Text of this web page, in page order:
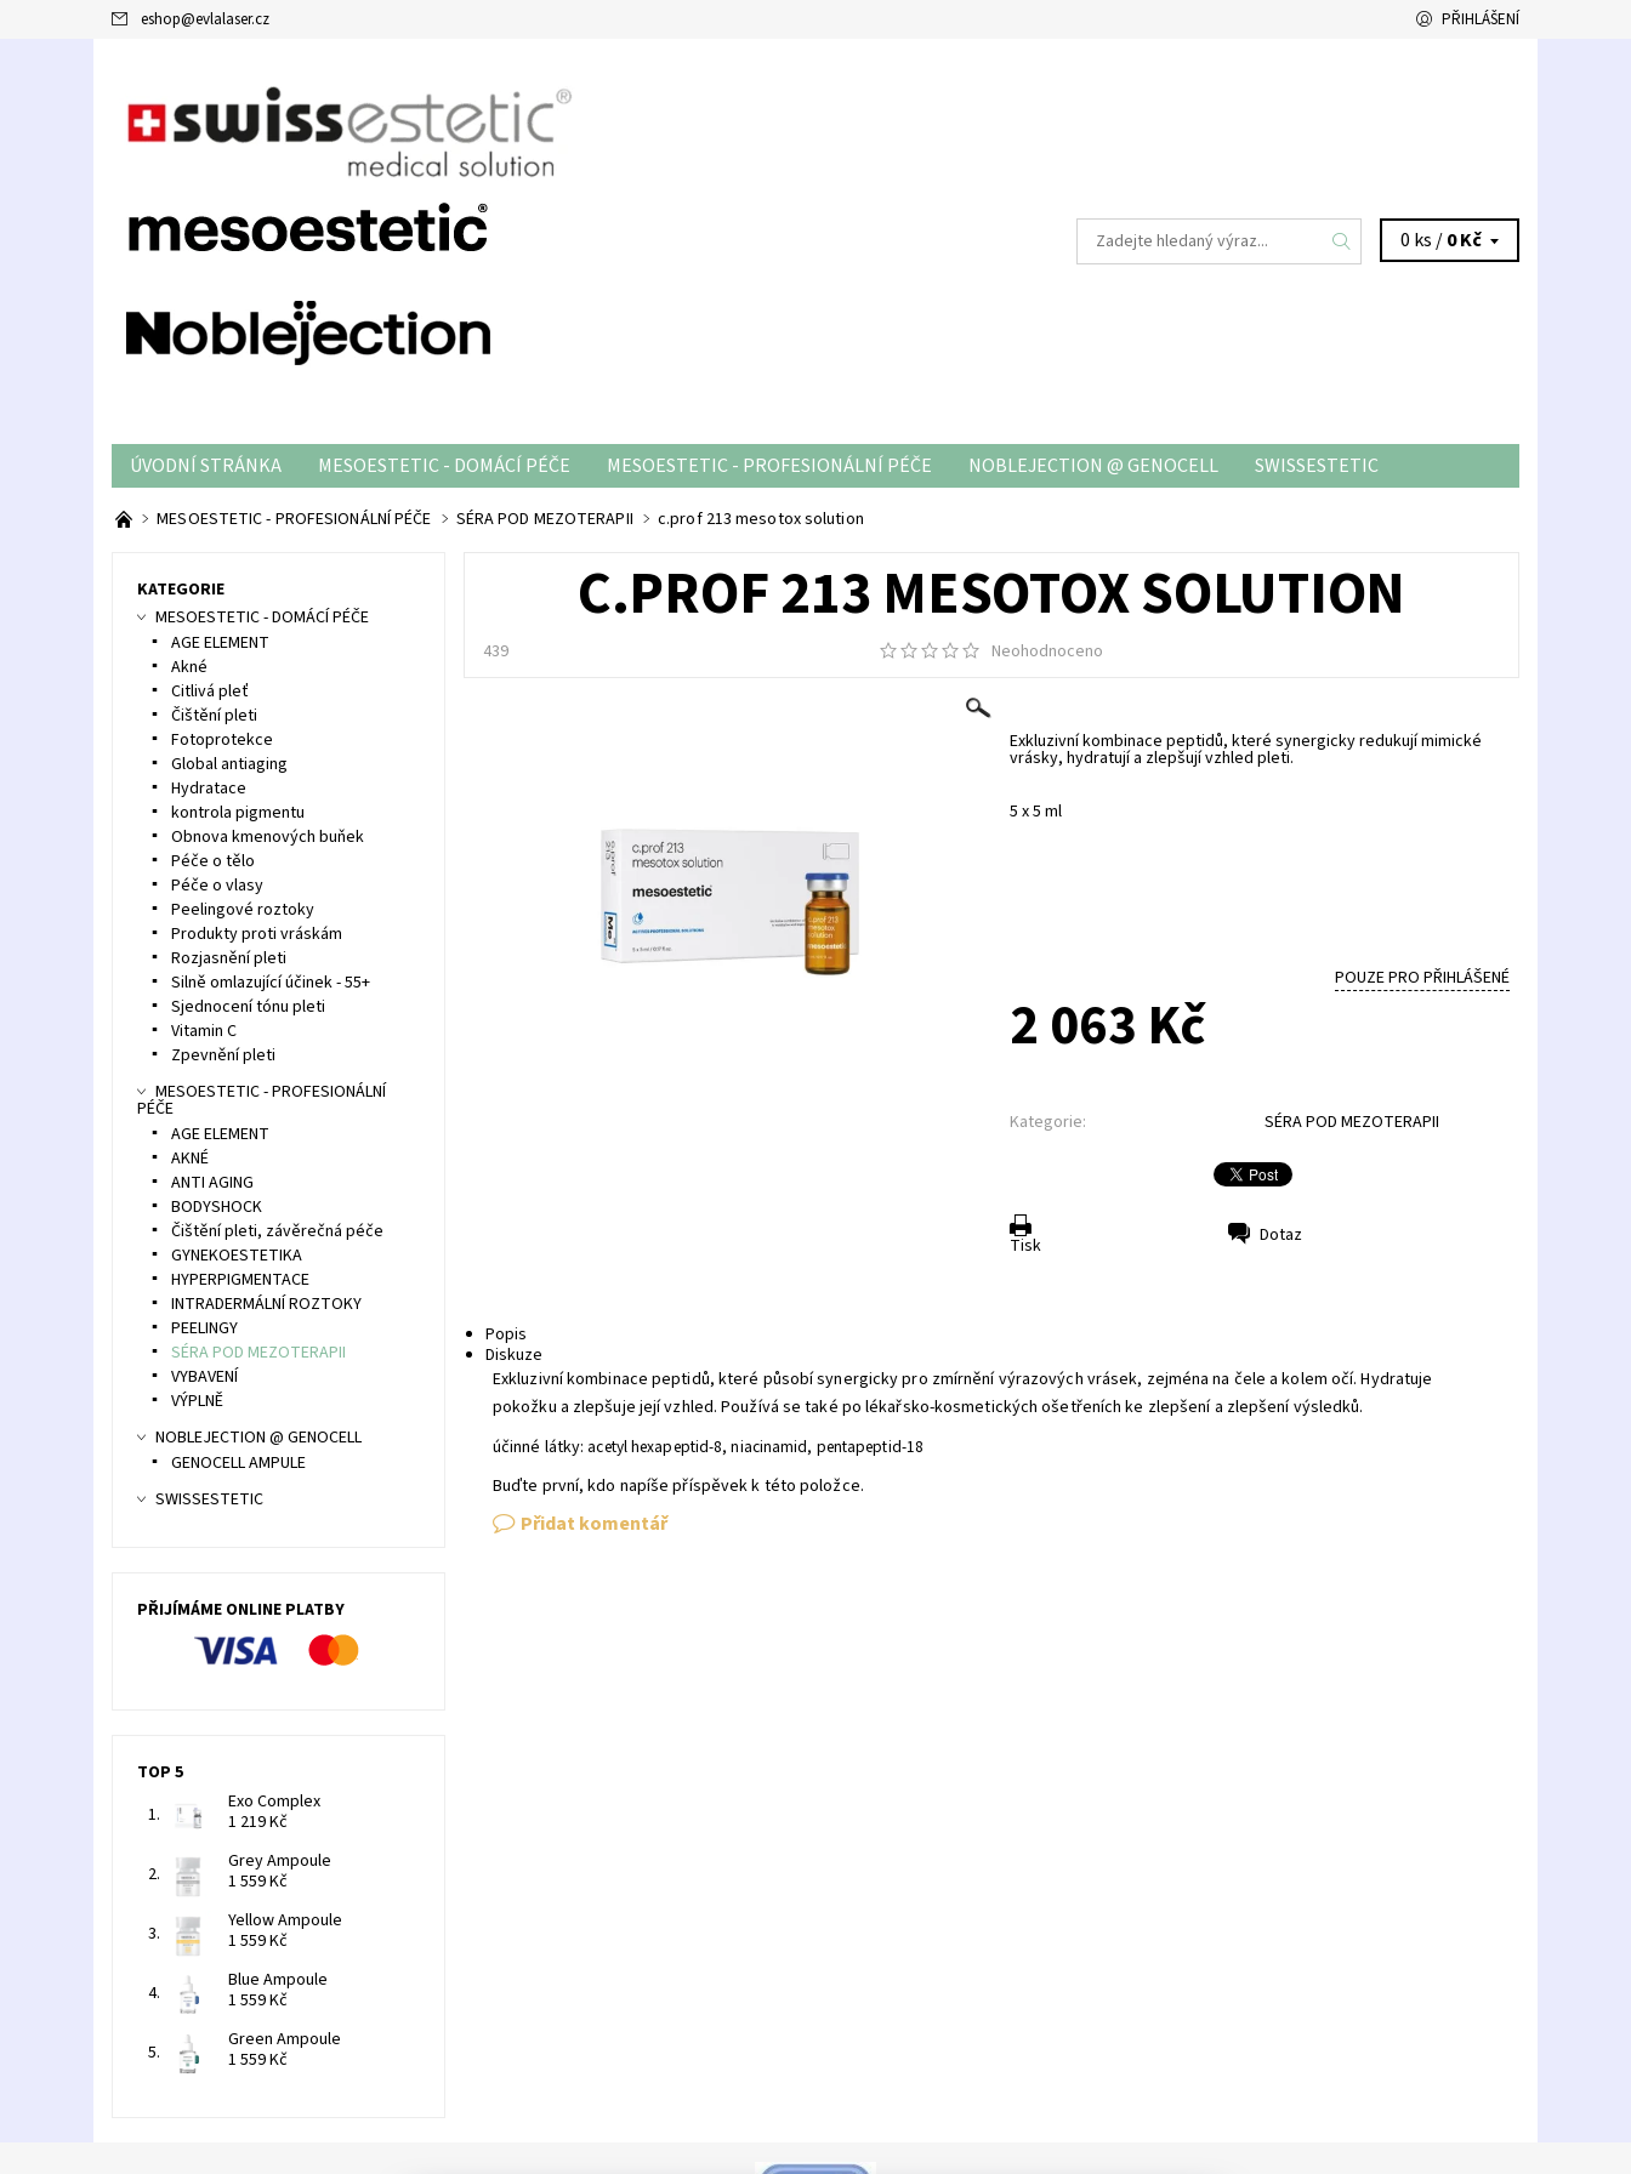
eshop@evlalaser.cz PŘIHLÁŠENÍ
0 ks /0 Kč
ÚVODNÍ STRÁNKA MESOESTETIC - DOMÁCÍ PÉČE MESOESTETIC - PROFESIONÁLNÍ PÉČE NOBLEJECTION @ GENOCELL
SWISSESTETIC
PODMÍNKY OCHRANY OSOBNÍCH ÚDAJŮ
OBCHODNÍ PODMÍNKY
MESOESTETIC - PROFESIONÁLNÍ PÉČE SÉRA POD MEZOTERAPII c.prof 213 mesotox solution
C.PROF 213 MESOTOX SOLUTION
439 Neohodnoceno
Exkluzivní kombinace peptidů, které synergicky redukují mimické
vrásky, hydratují a zlepšují vzhled pleti.
5 x 5 ml
POUZE PRO PŘIHLÁŠENÉ
2 063 Kč
Kategorie: SÉRA POD MEZOTERAPII
Tisk Dotaz
Popis
Diskuze
Exkluzivní kombinace peptidů, které působí synergicky pro zmírnění výrazových vrásek, zejména na čele a kolem očí. Hydratuje
pokožku a zlepšuje její vzhled. Používá se také po lékařsko-kosmetických ošetřeních ke zlepšení a zlepšení výsledků.
účinné látky: acetyl hexapeptid-8, niacinamid, pentapeptid-18
Buďte první, kdo napíše příspěvek k této položce.
Přidat komentář
KATEGORIE
MESOESTETIC - DOMÁCÍ PÉČE
AGE ELEMENT
Akné
Citlivá pleť
Čištění pleti
Fotoprotekce
Global antiaging
Hydratace
kontrola pigmentu
Obnova kmenových buňek
Péče o tělo
Péče o vlasy
Peelingové roztoky
Produkty proti vráskám
Rozjasnění pleti
Silně omlazující účinek - 55+
Sjednocení tónu pleti
Vitamin C
Zpevnění pleti
MESOESTETIC - PROFESIONÁLNÍ
PÉČE
AGE ELEMENT
AKNÉ
ANTI AGING
BODYSHOCK
Čištění pleti, závěrečná péče
GYNEKOESTETIKA
HYPERPIGMENTACE
INTRADERMÁLNÍ ROZTOKY
PEELINGY
SÉRA POD MEZOTERAPII
VYBAVENÍ
VÝPLNĚ
NOBLEJECTION @ GENOCELL
GENOCELL AMPULE
SWISSESTETIC
PŘIJÍMÁME ONLINE PLATBY
TOP 5
Exo Complex
1 219 Kč
Grey Ampoule
1 559 Kč
Yellow Ampoule
1 559 Kč
Blue Ampoule
1 559 Kč
Green Ampoule
1 559 Kč